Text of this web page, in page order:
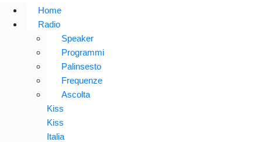
Home
Radio
Speaker
Programmi
Palinsesto
Frequenze
Ascolta
Kiss
Kiss
Italia